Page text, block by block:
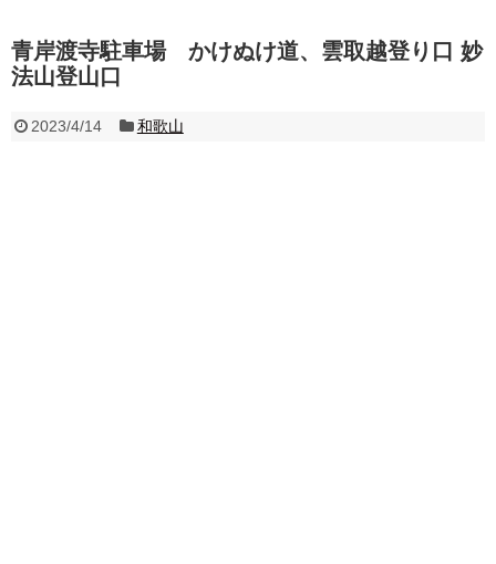
青岸渡寺駐車場 かけぬけ道、雲取越登り口 妙
法山登山口
2023/4/14 和歌山